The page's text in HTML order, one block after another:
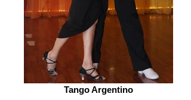
Tango Argentino